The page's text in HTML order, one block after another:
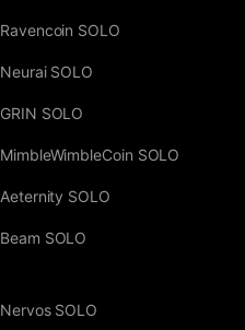
Ravencoin SOLO
Neurai SOLO
GRIN SOLO
MimbleWimbleCoin SOLO
Aeternity SOLO
Beam SOLO
Nervos SOLO